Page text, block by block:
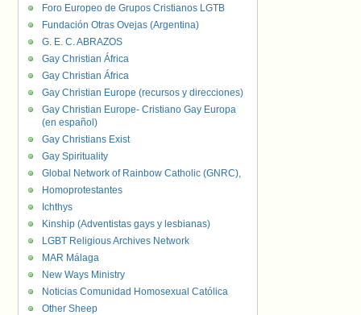
Foro Europeo de Grupos Cristianos LGTB
Fundación Otras Ovejas (Argentina)
G. E. C. ABRAZOS
Gay Christian África
Gay Christian África
Gay Christian Europe (recursos y direcciones)
Gay Christian Europe- Cristiano Gay Europa
(en español)
Gay Christians Exist
Gay Spirituality
Global Network of Rainbow Catholic (GNRC),
Homoprotestantes
Ichthys
Kinship (Adventistas gays y lesbianas)
LGBT Religious Archives Network
MAR Málaga
New Ways Ministry
Noticias Comunidad Homosexual Católica
Other Sheep